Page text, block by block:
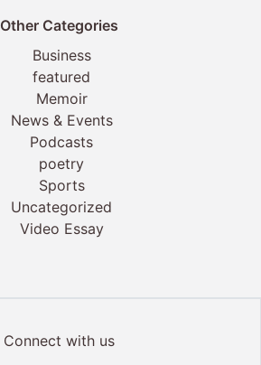
Other Categories
Business
featured
Memoir
News & Events
Podcasts
poetry
Sports
Uncategorized
Video Essay
Connect with us